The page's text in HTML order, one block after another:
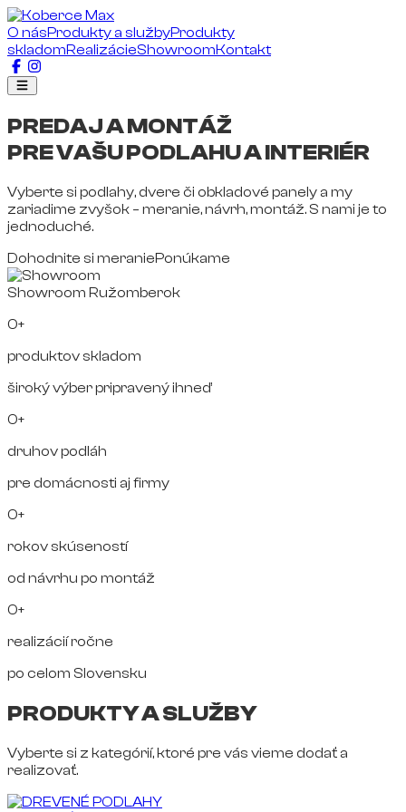
O násProdukty a službyProdukty
skladomRealizácieShowroomKontakt
PREDAJ A MONTÁŽ
PRE VAŠU PODLAHU A INTERIÉR
Vyberte si podlahy, dvere či obkladové panely a my
zariadime zvyšok – meranie, návrh, montáž. S nami je to
jednoduché.
Dohodnite si meraniePonúkame
Showroom Ružomberok
0+
produktov skladom
široký výber pripravený ihneď
0+
druhov podláh
pre domácnosti aj firmy
0+
rokov skúseností
od návrhu po montáž
0+
realizácií ročne
po celom Slovensku
PRODUKTY A SLUŽBY
Vyberte si z kategórií, ktoré pre vás vieme dodať a
realizovať.